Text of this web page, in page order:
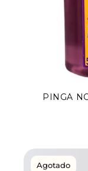
PINGA
Agotado